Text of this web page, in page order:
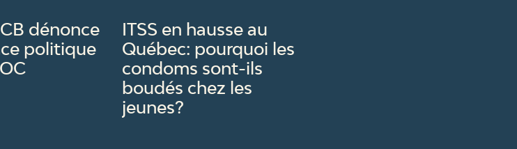
dénonce
politique
ITSS en hausse au
Québec: pourquoi les
condoms sont-ils
boudés chez les
jeunes?